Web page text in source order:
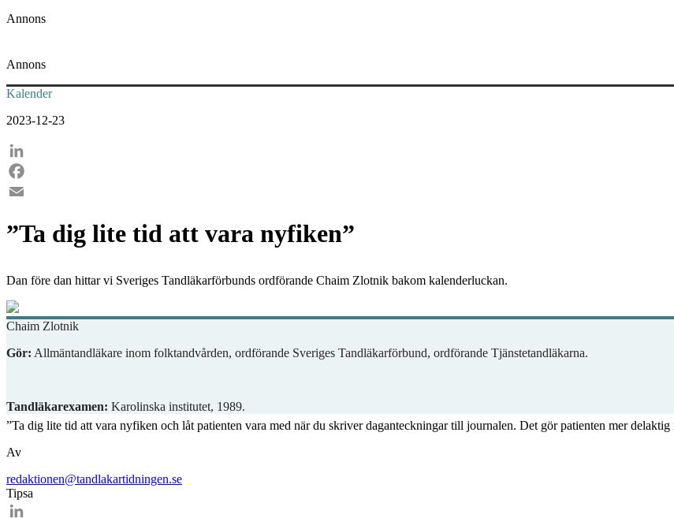
Annons
Annons
Kalender
2023-12-23
LinkedIn
Facebook
”Ta dig lite tid att vara nyfiken”
Dan före dan hittar vi Sveriges Tandläkarförbunds ordförande Chaim Zlotnik bakom kalenderluckan.
Chaim Zlotnik
Gör: Allmäntandläkare inom folktandvården, ordförande Sveriges Tandläkarförbund, ordförande Tjänstetandläkarna.
Tandläkarexamen: Karolinska institutet, 1989.
”Ta dig lite tid att vara nyfiken och låt patienten vara med när du skriver daganteckningar till journalen. Det gör patienten mer
Av
redaktionen@tandlakartidningen.se
Tipsa